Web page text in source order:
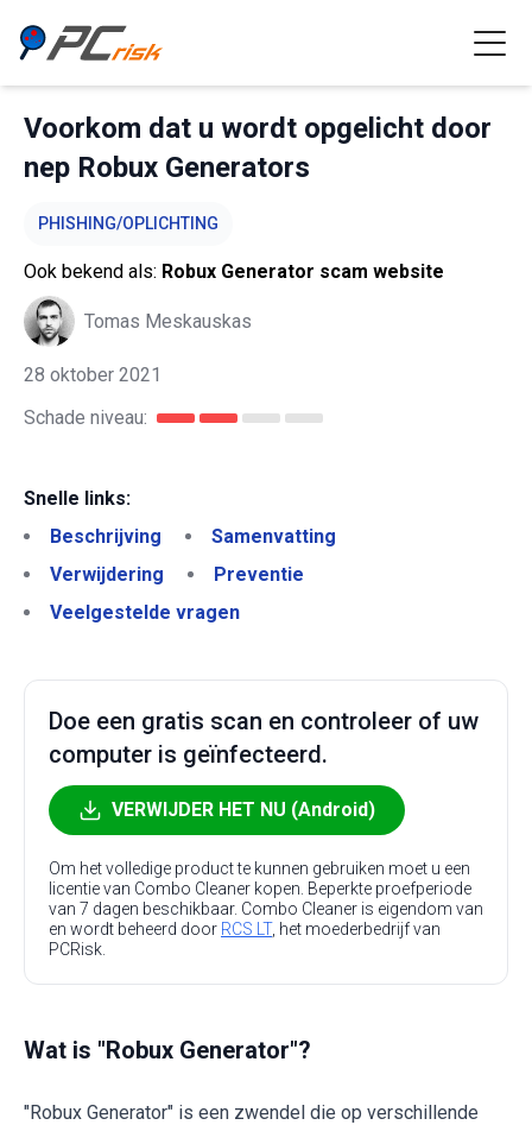
Voorkom dat u wordt opgelicht door
nep Robux Generators
PHISHING/OPLICHTING
Ook bekend als: Robux Generator scam website
Tomas Meskauskas
28 oktober 2021
Schade niveau:
Snelle links:
Beschrijving
Samenvatting
Verwijdering
Preventie
Veelgestelde vragen
Doe een gratis scan en controleer of uw
computer is geïnfecteerd.
VERWIJDER HET NU (Android)
Om het volledige product te kunnen gebruiken moet u een
licentie van Combo Cleaner kopen. Beperkte proefperiode
van 7 dagen beschikbaar. Combo Cleaner is eigendom van
en wordt beheerd door RCS LT, het moederbedrijf van
PCRisk.
Wat is "Robux Generator"?
"Robux Generator" is een zwendel die op verschillende